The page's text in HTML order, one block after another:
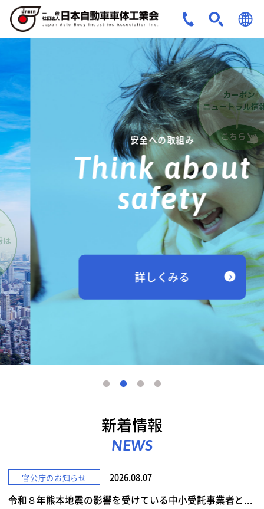
JPN
ENG
安全への取組み
Think about
safety
詳しくみる
新着情報
NEWS
官公庁のお知らせ 2026.08.07
令和８年熊本地震の影響を受けている中小受託事業者と...